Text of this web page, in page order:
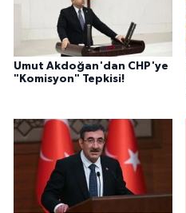
Umut Akdoğan'dan CHP'ye
"Komisyon" Tepkisi!